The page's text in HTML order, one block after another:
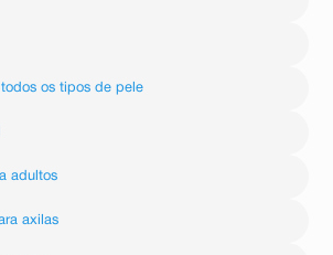
a sensação de frescor.
todos os tipos de pele
adultos
axilas